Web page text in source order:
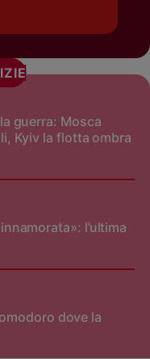
guerra: Mosca
Kyiv la flotta ombra
l’ultima
dove la